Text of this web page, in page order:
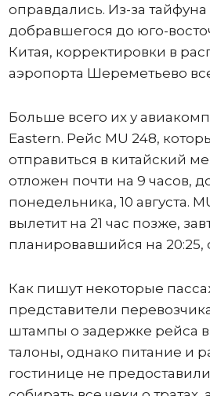
оправдались. Из-за
добравшегося до юго-
Китая, корректировки в
аэропорта Шереметьево
Больше всего их у
Eastern. Рейс MU 248,
отправиться в китайский
отложен почти на 9 часов,
понедельника, 10 августа.
вылетит на 21 час позже,
планировавшийся на 20:25,
Как пишут некоторые
представители
штампы о задержке рейса
талоны, однако питание и
гостинице не